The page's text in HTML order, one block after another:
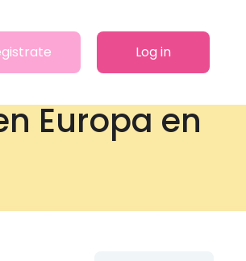
Log in
Europa en